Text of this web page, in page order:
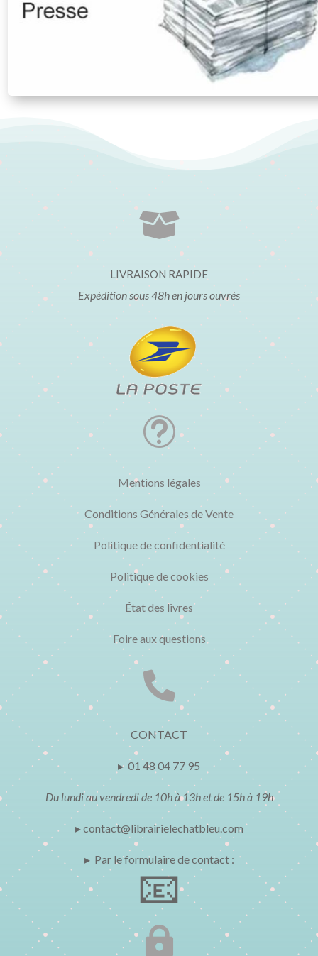

LIVRAISON RAPIDE
Expédition sous 48h en jours ouvrés
t
Mentions légales
Conditions Générales de Vente
Politique de confidentialité
Politique de cookies
État des livres
Foire aux questions

CONTACT
▸ 01 48 04 77 95
Du lundi au vendredi de 10h à 13h et de 15h à 19h
▸ contact@librairielechatbleu.com
▸ Par le formulaire de contact :
📧
